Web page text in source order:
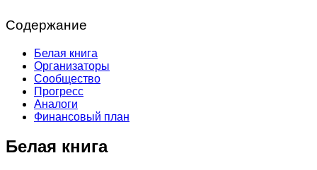
Содержание
Белая книга
Организаторы
Сообщество
Прогресс
Аналоги
Финансовый план
Белая книга